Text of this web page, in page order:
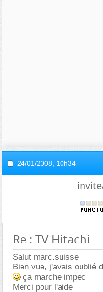
24/01/2008, 10h34
Re : TV Hitachi
Salut marc.suisse
Bien vue, j'avais oublié
ça marche impec
Merci pour l'aide